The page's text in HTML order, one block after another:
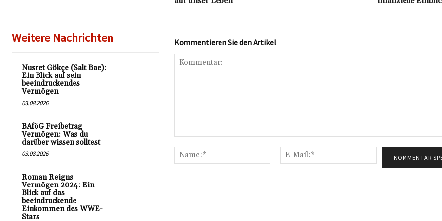
Weitere Nachrichten
Nusret Gökçe (Salt Bae):
Ein Blick auf sein
beeindruckendes
Vermögen
03.08.2026
BAföG Freibetrag
Vermögen: Was du
darüber wissen solltest
03.08.2026
Roman Reigns
Vermögen 2024: Ein
Blick auf das
beeindruckende
Einkommen des WWE-
Stars
Kommentieren Sie den Artikel
Name:*
Mail:*